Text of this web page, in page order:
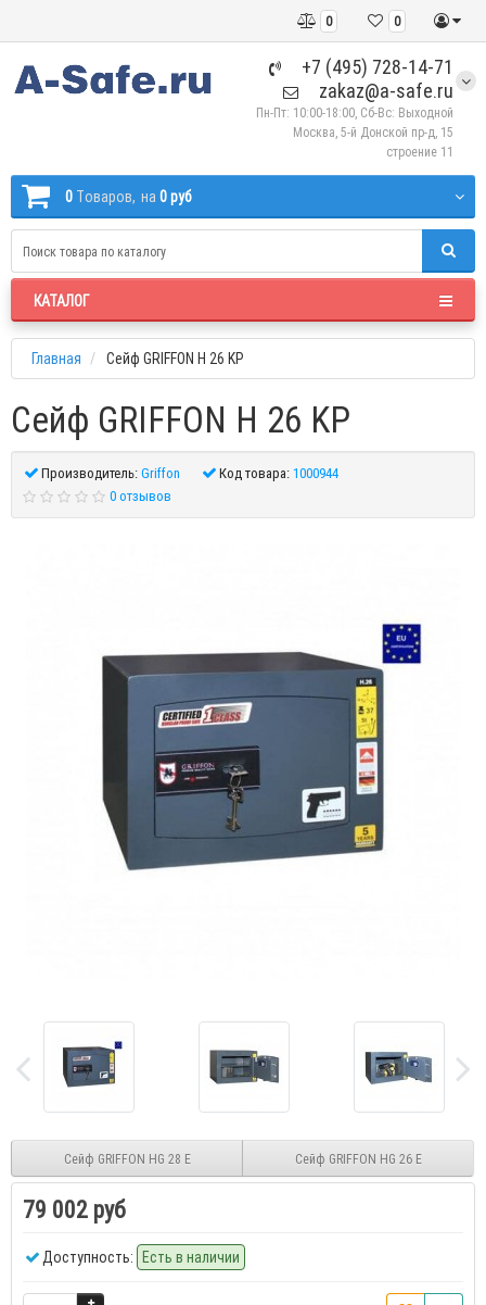
0
0
+7 (495) 728-14-71
zakaz@a-safe.ru
Пн-Пт: 10:00-18:00, Сб-Вс: Выходной
Москва, 5-й Донской пр-д, 15
строение 11
0 Tоваров, на 0 руб
КАТАЛОГ
Главная Сейф GRIFFON H 26 KP
Сейф GRIFFON H 26 KP
Производитель:Griffon Код товара:1000944
0 отзывов
Сейф GRIFFON HG 28 E Сейф GRIFFON HG 26 E
79 002 руб
Доступность: Есть в наличии